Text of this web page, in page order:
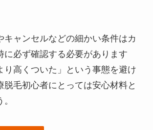
キャンセルなどの細かい条件はカ
に必ず確認する必要があります
り高くついた」という事態を避け
脱毛初心者にとっては安心材料と